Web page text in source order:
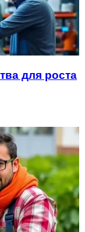
для роста